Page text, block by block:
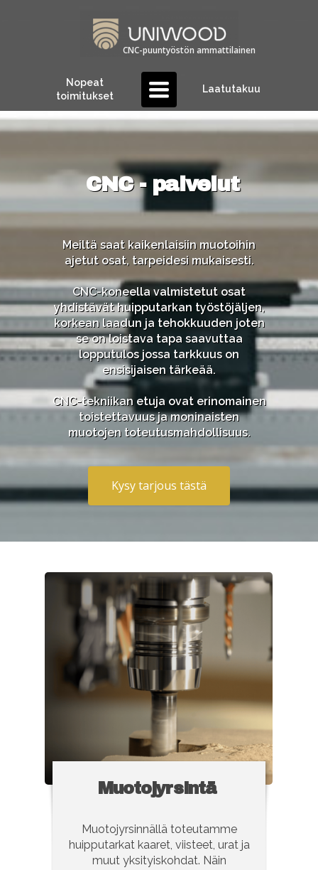
CNC-puuntyöstön ammattilainen
Toggle
navigation
Nopeat
toimitukset
Laatutakuu
CNC - palvelut
Kysy tarjous tästä
Kysy tarjous tästä
Meiltä saat kaikenlaisiin muotoihin
ajetut osat, tarpeidesi mukaisesti.
CNC-koneella valmistetut osat
yhdistävät huipputarkan työstöjäljen,
korkean laadun ja tehokkuuden joten
se on loistava tapa saavuttaa
lopputulos jossa tarkkuus on
ensisijaisen tärkeää.
CNC-tekniikan etuja ovat erinomainen
toistettavuus ja moninaisten
muotojen toteutusmahdollisuus.
Muotojyrsintä
Muotojyrsinnällä toteutamme
huipputarkat kaaret, viisteet, urat ja
muut yksityiskohdat. Näin